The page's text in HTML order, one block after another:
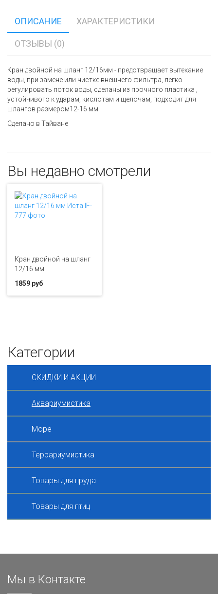
ОПИСАНИЕ ХАРАКТЕРИСТИКИ
ОТЗЫВЫ (0)
Кран двойной на шланг 12/16мм - предотвращает вытекание
воды, при замене или чистке внешнего фильтра, легко
регулировать поток воды, сделаны из прочного пластика ,
устойчивого к ударам, кислотам и щелочам, подходит для
шлангов размером12-16 мм
Сделано в Тайване
Вы недавно смотрели
Кран двойной на шланг
12/16 мм
1859 руб
Категории
СКИДКИ И АКЦИИ
Аквариумистика
Море
Террариумистика
Товары для пруда
Товары для птиц
Мы в Контакте